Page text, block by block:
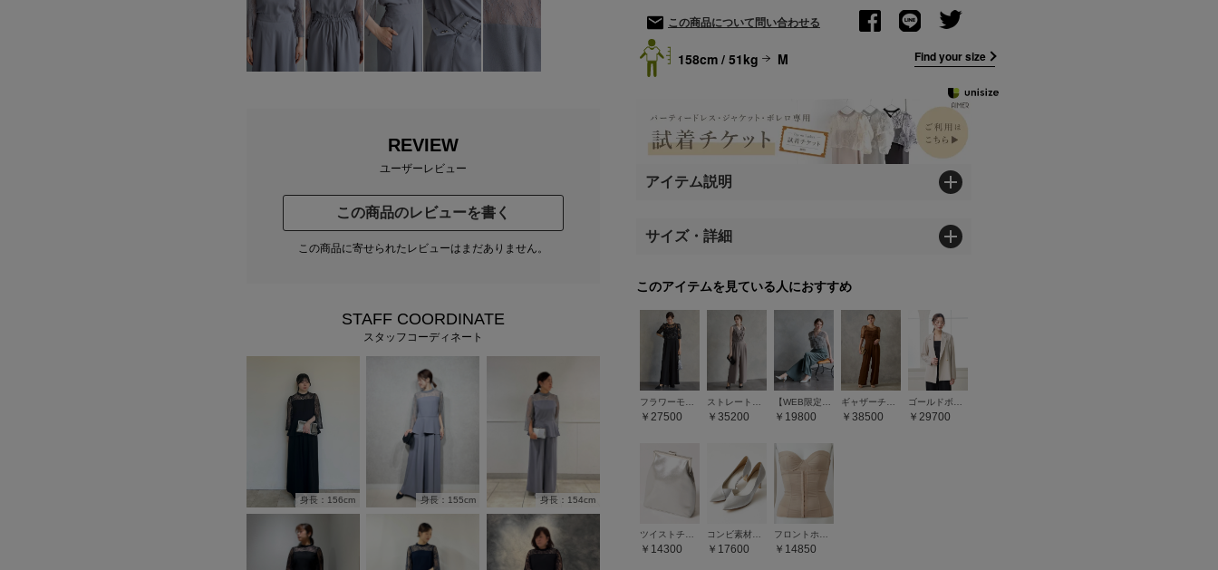
REVIEW
ユーザーレビュー
この商品のレビューを書く
この商品に寄せられたレビューはまだありません。
STAFF COORDINATE
スタッフコーディネート
身長：156cm 身長：155cm 身長：154cm
この商品について問い合わせる
158cm / 51kg M Find your size
アイテム説明
サイズ・詳細
このアイテムを見ている人におすすめ
27500 35200 19800 38500 29700
ツイストチェーン付き2WAY縦型バッグ
14300
コンビ素材スクエアヒールパンプス
17600
フロントホックシェイパー
14850